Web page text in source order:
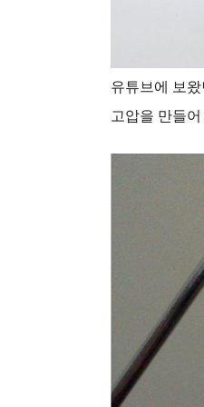
유튜브에 보
고압을 만들